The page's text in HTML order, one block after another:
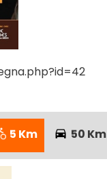
5 Km 50 Km